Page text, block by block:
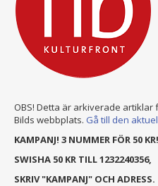
OBS! Detta är arkiverade
Bilds webbplats. Gå till den
KAMPANJ! 3 NUMMER FÖR 50 KR!
SWISHA 50 KR TILL 1232240356,
SKRIV "KAMPANJ" OCH ADRESS.